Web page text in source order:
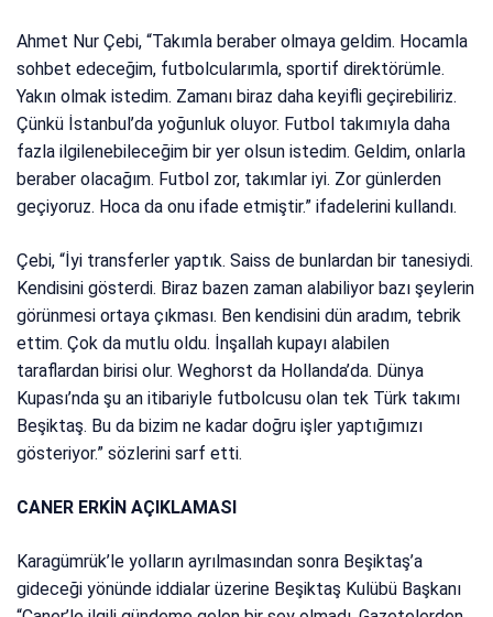
Ahmet Nur Çebi, “Takımla beraber olmaya geldim. Hocamla
sohbet edeceğim, futbolcularımla, sportif direktörümle.
Yakın olmak istedim. Zamanı biraz daha keyifli geçirebiliriz.
Çünkü İstanbul’da yoğunluk oluyor. Futbol takımıyla daha
fazla ilgilenebileceğim bir yer olsun istedim. Geldim, onlarla
beraber olacağım. Futbol zor, takımlar iyi. Zor günlerden
geçiyoruz. Hoca da onu ifade etmiştir.” ifadelerini kullandı.
Çebi, “İyi transferler yaptık. Saiss de bunlardan bir tanesiydi.
Kendisini gösterdi. Biraz bazen zaman alabiliyor bazı şeylerin
görünmesi ortaya çıkması. Ben kendisini dün aradım, tebrik
ettim. Çok da mutlu oldu. İnşallah kupayı alabilen
taraflardan birisi olur. Weghorst da Hollanda’da. Dünya
Kupası’nda şu an itibariyle futbolcusu olan tek Türk takımı
Beşiktaş. Bu da bizim ne kadar doğru işler yaptığımızı
gösteriyor.” sözlerini sarf etti.
CANER ERKİN AÇIKLAMASI
Karagümrük’le yolların ayrılmasından sonra Beşiktaş’a
gideceği yönünde iddialar üzerine Beşiktaş Kulübü Başkanı